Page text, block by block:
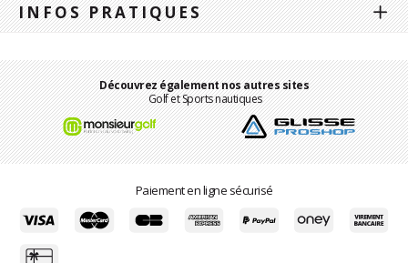
INFOS PRATIQUES
Découvrez également nos autres sites
Golf et Sports nautiques
Paiement en ligne sécurisé